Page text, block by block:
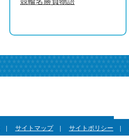
| サイトマップ | サイトポリシー |